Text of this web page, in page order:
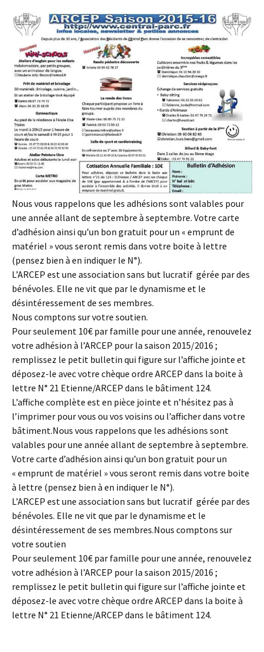
Nous vous rappelons que les adhésions sont valables pour
une année allant de septembre à septembre. Votre carte
d’adhésion ainsi qu’un bon gratuit pour un « emprunt de
matériel » vous seront remis dans votre boite à lettre
(pensez bien à en indiquer le N°).
L’ARCEP est une association sans but lucratif gérée par des
bénévoles. Elle ne vit que par le dynamisme et le
désintéressement de ses membres.
Nous comptons sur votre soutien.
Pour seulement 10€ par famille pour une année, renouvelez
votre adhésion à l’ARCEP pour la saison 2015/2016 ;
remplissez le petit bulletin qui figure sur l’affiche jointe et
déposez-le avec votre chèque ordre ARCEP dans la boite à
lettre N° 21 Etienne/ARCEP dans le bâtiment 124.
L’affiche complète est en pièce jointe et n’hésitez pas à
l’imprimer pour vous ou vos voisins ou l’afficher dans votre
bâtiment.Nous vous rappelons que les adhésions sont
valables pour une année allant de septembre à septembre.
Votre carte d’adhésion ainsi qu’un bon gratuit pour un
« emprunt de matériel » vous seront remis dans votre boite
à lettre (pensez bien à en indiquer le N°).
L’ARCEP est une association sans but lucratif gérée par des
bénévoles. Elle ne vit que par le dynamisme et le
désintéressement de ses membres.Nous comptons sur
votre soutien
Pour seulement 10€ par famille pour une année, renouvelez
votre adhésion à l’ARCEP pour la saison 2015/2016 ;
remplissez le petit bulletin qui figure sur l’affiche jointe et
déposez-le avec votre chèque ordre ARCEP dans la boite à
lettre N° 21 Etienne/ARCEP dans le bâtiment 124.